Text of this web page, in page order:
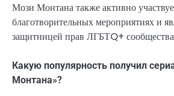
Мози Монтана также активно
благотворительных мероприятиях и
защитницей прав ЛГБТQ+
Какую популярность получил
Монтана»?